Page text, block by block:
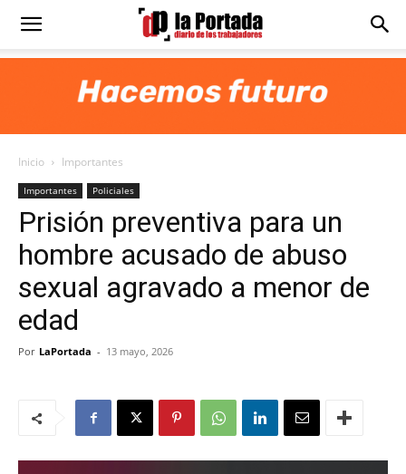
Diario
Portada
Inicio Importantes
Importantes Policiales
Prisión preventiva para un
hombre acusado de abuso
sexual agravado a menor de
edad
Por LaPortada - 13 mayo, 2026